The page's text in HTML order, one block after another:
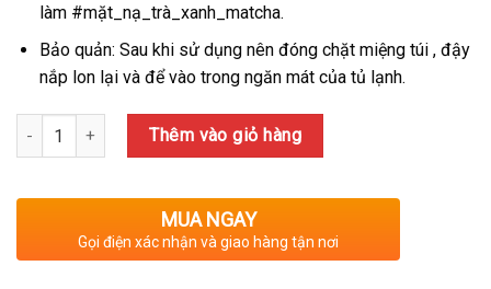
làm #mặt_nạ_trà_xanh_matcha.
Bảo quản: Sau khi sử dụng nên đóng chặt miệng túi , đậy
nắp lon lại và để vào trong ngăn mát của tủ lạnh.
Số lượng Thêm vào giỏ hàng
MUA NGAY
Gọi điện xác nhận và giao hàng tận nơi